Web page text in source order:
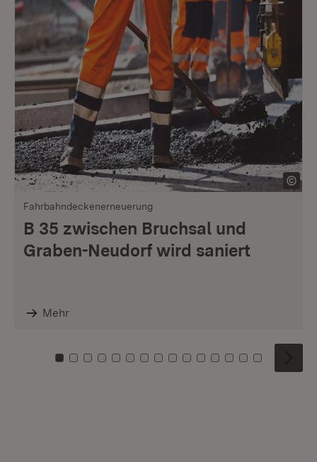
Fahrbahndeckenerneuerung
B 35 zwischen Bruchsal und
Graben-Neudorf wird saniert
Mehr
Zu Kachel: 0
Zu Kachel: 1
Zu Kachel: 2
Zu Kachel: 3
Zu Kachel: 4
Zu Kachel: 5
Zu Kachel: 6
Zu Kachel: 7
Zu Kachel: 8
Zu Kachel: 9
Zu Kachel: 10
Zu Kachel: 11
Zu Kachel: 12
Zu Kachel:
Zu